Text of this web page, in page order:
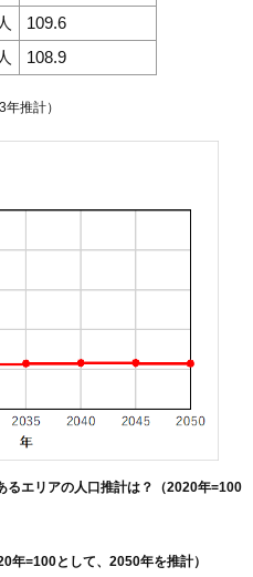
109.6
108.9
年推計）
るエリアの人口推計は？（2020年=100
年=100として、2050年を推計）